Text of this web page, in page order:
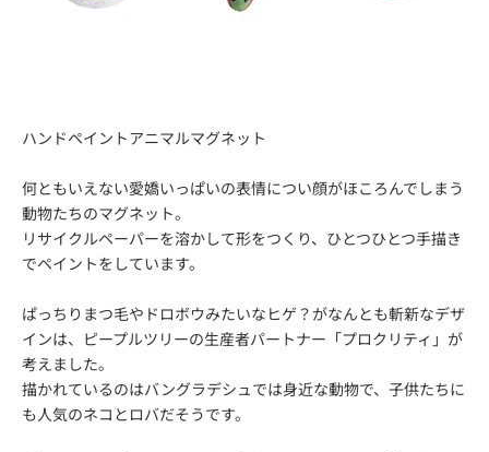
ハンドペイントアニマルマグネット
何ともいえない愛嬌いっぱいの表情につい顔がほころんでしまう
動物たちのマグネット。
リサイクルペーパーを溶かして形をつくり、ひとつひとつ手描き
でペイントをしています。
ぱっちりまつ毛やドロボウみたいなヒゲ？がなんとも斬新なデザ
インは、ピープルツリーの生産者パートナー「プロクリティ」が
考えました。
描かれているのはバングラデシュでは身近な動物で、子供たちに
も人気のネコとロバだそうです。